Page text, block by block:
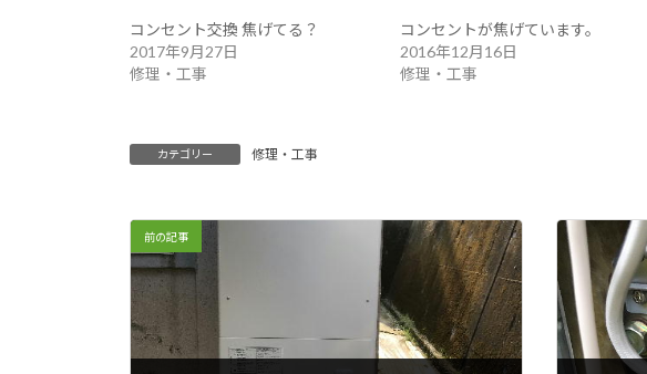
コンセント交換 焦げてる？
2017年9月27日
修理・工事
コンセントが焦げています。
2016年12月16日
修理・工事
カテゴリー 修理・工事
前の記事